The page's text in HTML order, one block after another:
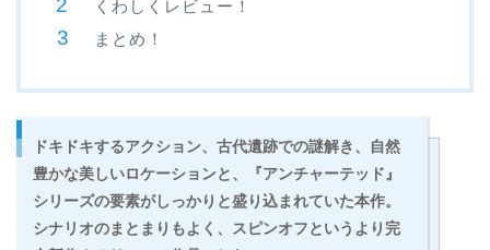
くわしくレビュー！
まとめ！
ドキドキするアクション、古代遺跡での謎解き、自然
豊かな美しいロケーションと、『アンチャーテッド』
シリーズの要素がしっかりと盛り込まれていた本作。
シナリオのまとまりもよく、
スピンオフというより完